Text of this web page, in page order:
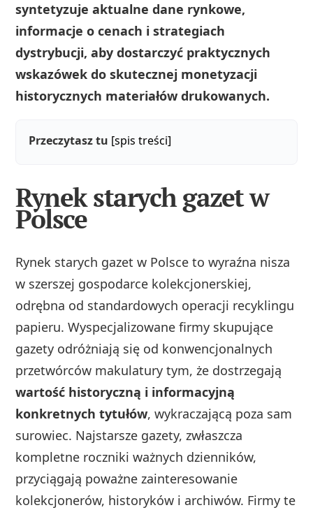
syntetyzuje aktualne dane rynkowe,
informacje o cenach i strategiach
dystrybucji, aby dostarczyć praktycznych
wskazówek do skutecznej monetyzacji
historycznych materiałów drukowanych.
Przeczytasz tu [spis treści]
Rynek starych gazet w
Polsce
Rynek starych gazet w Polsce to wyraźna nisza
w szerszej gospodarce kolekcjonerskiej,
odrębna od standardowych operacji recyklingu
papieru. Wyspecjalizowane firmy skupujące
gazety odróżniają się od konwencjonalnych
przetwórców makulatury tym, że dostrzegają
wartość historyczną i informacyjną
konkretnych tytułów, wykraczającą poza sam
surowiec. Najstarsze gazety, zwłaszcza
kompletne roczniki ważnych dzienników,
przyciągają poważne zainteresowanie
kolekcjonerów, historyków i archiwów. Firmy te